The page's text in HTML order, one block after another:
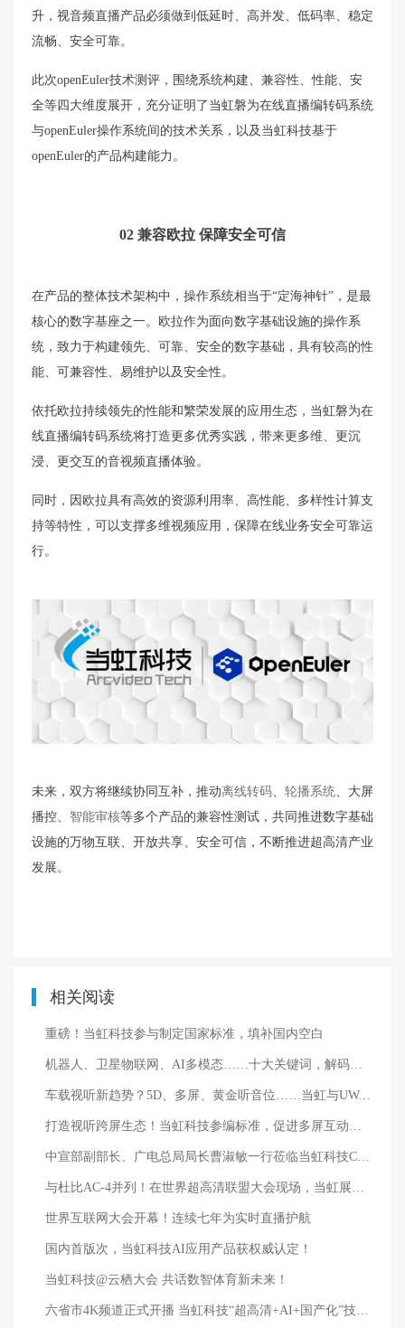
升，视音频直播产品必须做到低延时、高并发、低码率、稳定
流畅、安全可靠。
此次openEuler技术测评，围绕系统构建、兼容性、性能、安
全等四大维度展开，充分证明了当虹磐为在线直播编转码系统
与openEuler操作系统间的技术关系，以及当虹科技基于
openEuler的产品构建能力。
02 兼容欧拉 保障安全可信
在产品的整体技术架构中，操作系统相当于“定海神针”，是最
核心的数字基座之一。欧拉作为面向数字基础设施的操作系
统，致力于构建领先、可靠、安全的数字基础，具有较高的性
能、可兼容性、易维护以及安全性。
依托欧拉持续领先的性能和繁荣发展的应用生态，当虹磐为在
线直播编转码系统将打造更多优秀实践，带来更多维、更沉
浸、更交互的音视频直播体验。
同时，因欧拉具有高效的资源利用率、高性能、多样性计算支
持等特性，可以支撑多维视频应用，保障在线业务安全可靠运
行。
未来，双方将继续协同互补，推动离线转码、 轮播系统、大屏
播控、 智能审核等多个产品的兼容性测试，共同推进数字基础
设施的万物互联、开放共享、安全可信，不断推进超高清产业
发展。
相关阅读
重磅！当虹科技参与制定国家标准，填补国内空白
机器人、卫星物联网、AI多模态……十大关键词，解码当虹科技2025→
车载视听新趋势？5D、多屏、黄金听音位……当虹与UWA联盟精彩亮相汽车盛会！
打造视听跨屏生态！当虹科技参编标准，促进多屏互动实践
中宣部副部长、广电总局局长曹淑敏一行莅临当虹科技CCBN展区参观指导
与杜比AC-4并列！在世界超高清联盟大会现场，当虹展出三维菁彩声技术
世界互联网大会开幕！连续七年为实时直播护航
国内首版次，当虹科技AI应用产品获权威认定！
当虹科技@云栖大会 共话数智体育新未来！
六省市4K频道正式开播 当虹科技“超高清+AI+国产化”技术深度护航